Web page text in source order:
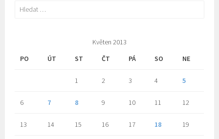
Vyhledávání
Květen 2013
PO
ÚT ST ČT PÁ SO NE
1 2 3 4 5
6 7 8 9 10 11 12
13 14 15 16 17 18 19